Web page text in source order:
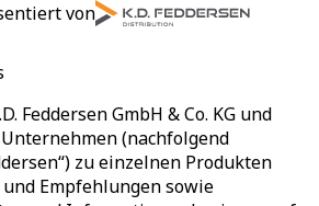
von
Feddersen GmbH & Co. KG und
(nachfolgend
zu einzelnen Produkten
Empfehlungen sowie